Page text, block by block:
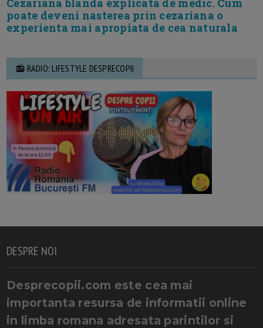
Cezariana blanda explicata de medic. Cum
poate deveni nasterea prin cezariana o
experienta mai apropiata de cea naturala
📻 RADIO: LIFESTYLE DESPRECOPII
DESPRE NOI
Desprecopii.com este cea mai
importanta resursa de informatii online
in limba romana adresata parintilor si